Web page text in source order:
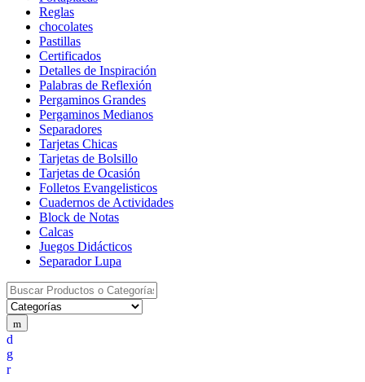
Reglas
chocolates
Pastillas
Certificados
Detalles de Inspiración
Palabras de Reflexión
Pergaminos Grandes
Pergaminos Medianos
Separadores
Tarjetas Chicas
Tarjetas de Bolsillo
Tarjetas de Ocasión
Folletos Evangelisticos
Cuadernos de Actividades
Block de Notas
Calcas
Juegos Didácticos
Separador Lupa
Search for: